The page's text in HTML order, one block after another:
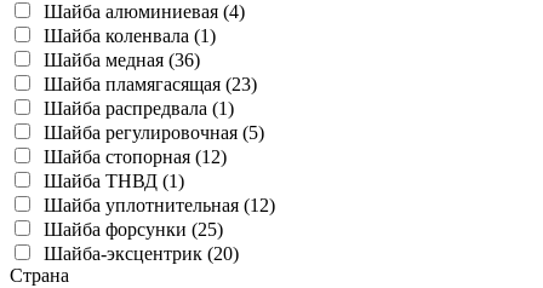
Шайба алюминиевая (4)
Шайба коленвала (1)
Шайба медная (36)
Шайба пламягасящая (23)
Шайба распредвала (1)
Шайба регулировочная (5)
Шайба стопорная (12)
Шайба ТНВД (1)
Шайба уплотнительная (12)
Шайба форсунки (25)
Шайба-эксцентрик (20)
Страна